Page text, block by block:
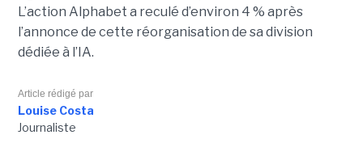
L’action Alphabet a reculé d’environ 4 % après
l’annonce de cette réorganisation de sa division
dédiée à l’IA.
Article rédigé par
Louise Costa
Journaliste